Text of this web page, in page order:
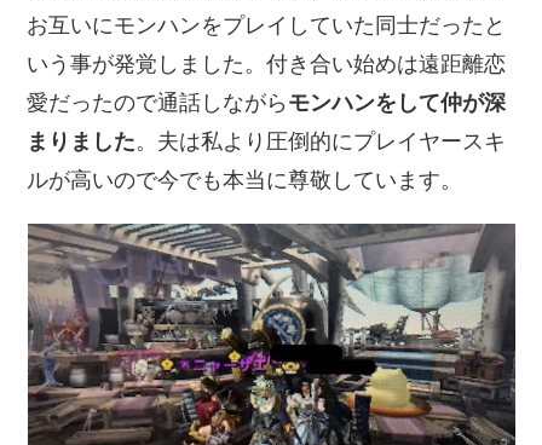
お互いにモンハンをプレイしていた同士だったと
いう事が発覚しました。付き合い始めは遠距離恋
愛だったので通話しながらモンハンをして仲が深
まりました。夫は私より圧倒的にプレイヤースキ
ルが高いので今でも本当に尊敬しています。